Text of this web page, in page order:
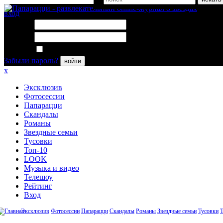
вход
Забыли пароль?
войти
x
Эксклюзив
Фотосессии
Папарацци
Скандалы
Романы
Звездные семьи
Тусовки
Топ-10
LOOK
Музыка и видео
Телешоу
Рейтинг
Вход
Эксклюзив Фотосессии Папарацци Скандалы Романы Звездные семьи Тусовки